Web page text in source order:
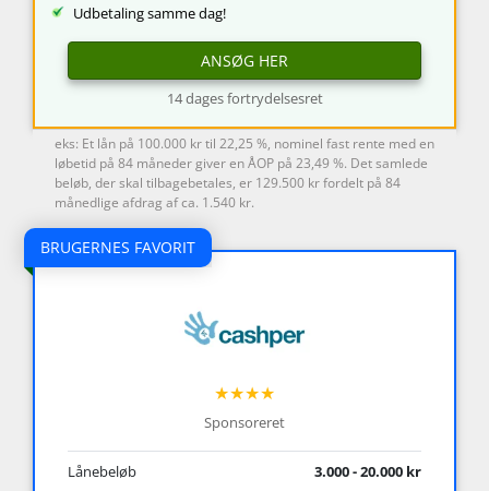
Udbetaling samme dag!
ANSØG HER
14 dages fortrydelsesret
eks: Et lån på 100.000 kr til 22,25 %, nominel fast rente med en
løbetid på 84 måneder giver en ÅOP på 23,49 %. Det samlede
beløb, der skal tilbagebetales, er 129.500 kr fordelt på 84
månedlige afdrag af ca. 1.540 kr.
BRUGERNES FAVORIT
★★★★
Sponsoreret
Lånebeløb 3.000 - 20.000 kr